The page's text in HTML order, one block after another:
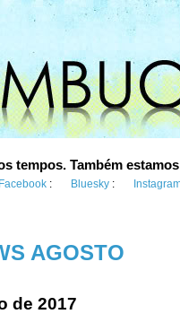
tempos. Também
Facebook : Bluesky :
AGOSTO
de 2017